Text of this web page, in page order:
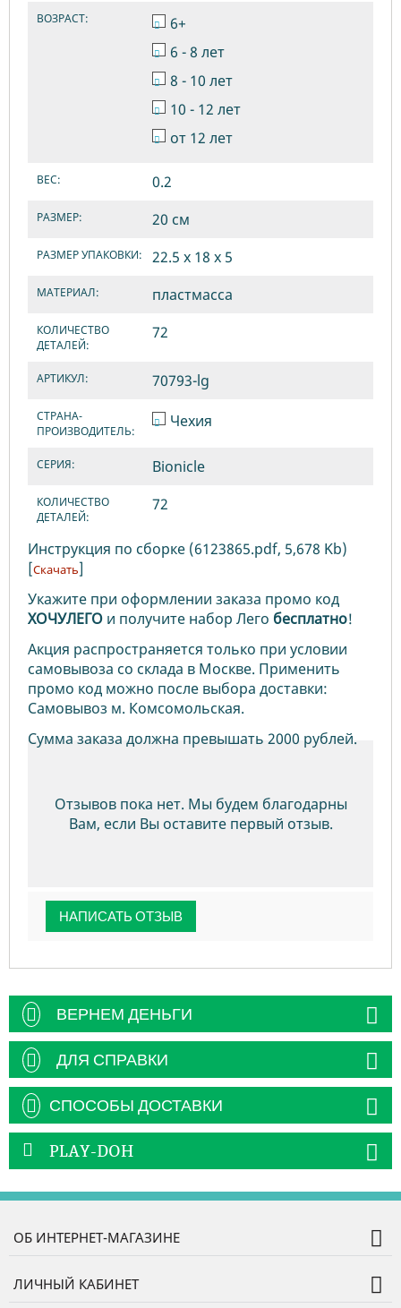
ВОЗРАСТ:
6+
6 - 8 лет
8 - 10 лет
10 - 12 лет
от 12 лет
ВЕС: 0.2
РАЗМЕР: 20 см
РАЗМЕР УПАКОВКИ: 22.5 х 18 х 5
МАТЕРИАЛ: пластмасса
КОЛИЧЕСТВО
ДЕТАЛЕЙ:
72
АРТИКУЛ: 70793-lg
СТРАНА-
ПРОИЗВОДИТЕЛЬ:
Чехия
СЕРИЯ: Bionicle
КОЛИЧЕСТВО
ДЕТАЛЕЙ:
72
Инструкция по сборке (6123865.pdf, 5,678 Kb)
[Скачать]
Укажите при оформлении заказа промо код
ХОЧУЛЕГО и получите набор Лего бесплатно!
Акция распространяется только при условии
самовывоза со склада в Москве. Применить
промо код можно после выбора доставки:
Самовывоз м. Комсомольская.
Сумма заказа должна превышать 2000 рублей.
Отзывов пока нет. Мы будем благодарны
Вам, если Вы оставите первый отзыв.
НАПИСАТЬ ОТЗЫВ
ВЕРНЕМ ДЕНЬГИ
ДЛЯ СПРАВКИ
СПОСОБЫ ДОСТАВКИ
PLAY-DOH
ОБ ИНТЕРНЕТ-МАГАЗИНЕ
ЛИЧНЫЙ КАБИНЕТ